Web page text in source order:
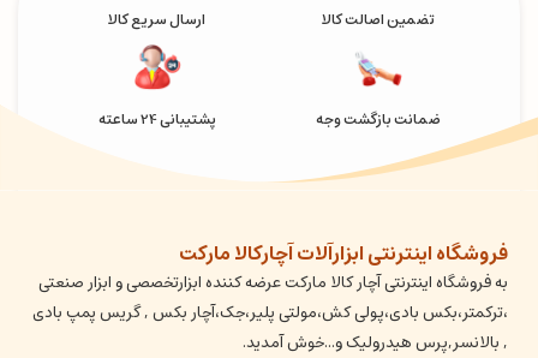
تضمین اصالت کالا ارسال سریع کالا
ضمانت بازگشت وجه پشتیبانی 24 ساعته
فروشگاه اینترنتی ابزارآلات آچارکالا مارکت
به فروشگاه اینترنتی آچار کالا مارکت عرضه کننده ابزارتخصصی و ابزار صنعتی
،ترکمتر،بکس بادی،پولی کش،مولتی پلیر،جک،آچار بکس , گریس پمپ بادی
, بالانسر,پرس هیدرولیک و...خوش آمدید.